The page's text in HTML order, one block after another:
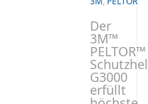
Der
3M™
PELTOR™
G3000
erfüllt